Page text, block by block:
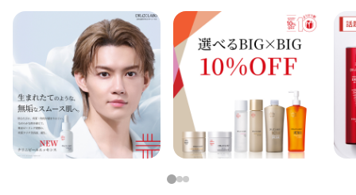
定期便
123